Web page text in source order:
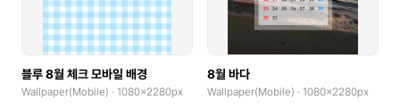
블루 8월 체크 모바일 배경
Wallpaper(Mobile) · 1080x2280px
8월 바다
Wallpaper(Mobile) · 1080x2280px